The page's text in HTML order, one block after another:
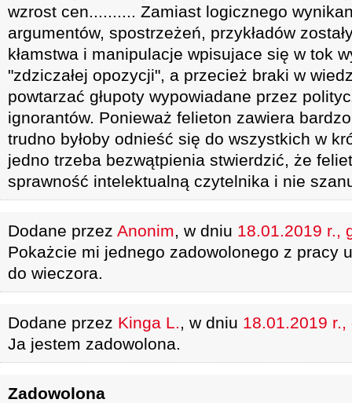
wzrost cen.......... Zamiast logicznego
argumentów, spostrzeżeń, przykładów
kłamstwa i manipulacje wpisujace się w tok
"zdziczałej opozycji", a przecież braki w
powtarzać głupoty wypowiadane przez
ignorantów. Ponieważ felieton zawiera
trudno byłoby odnieść się do wszystkich w
jedno trzeba bezwątpienia stwierdzić, że
sprawność intelektualną czytelnika i nie
Dodane przez Anonim, w dniu 18.01.2019 r.,
Pokażcie mi jednego zadowolonego z pracy
do wieczora.
Dodane przez Kinga L., w dniu 18.01.2019
Ja jestem zadowolona.
Zadowolona